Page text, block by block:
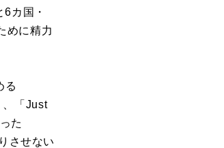
カ国・
めに精力
る
、「Just
た
させない